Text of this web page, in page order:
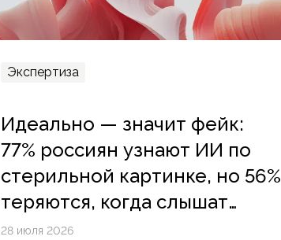
Экспертиза
Идеально — значит фейк:
77% россиян узнают ИИ по
стерильной картинке, но 56%
теряются, когда слышат
цифровой голос
28 июля 2026